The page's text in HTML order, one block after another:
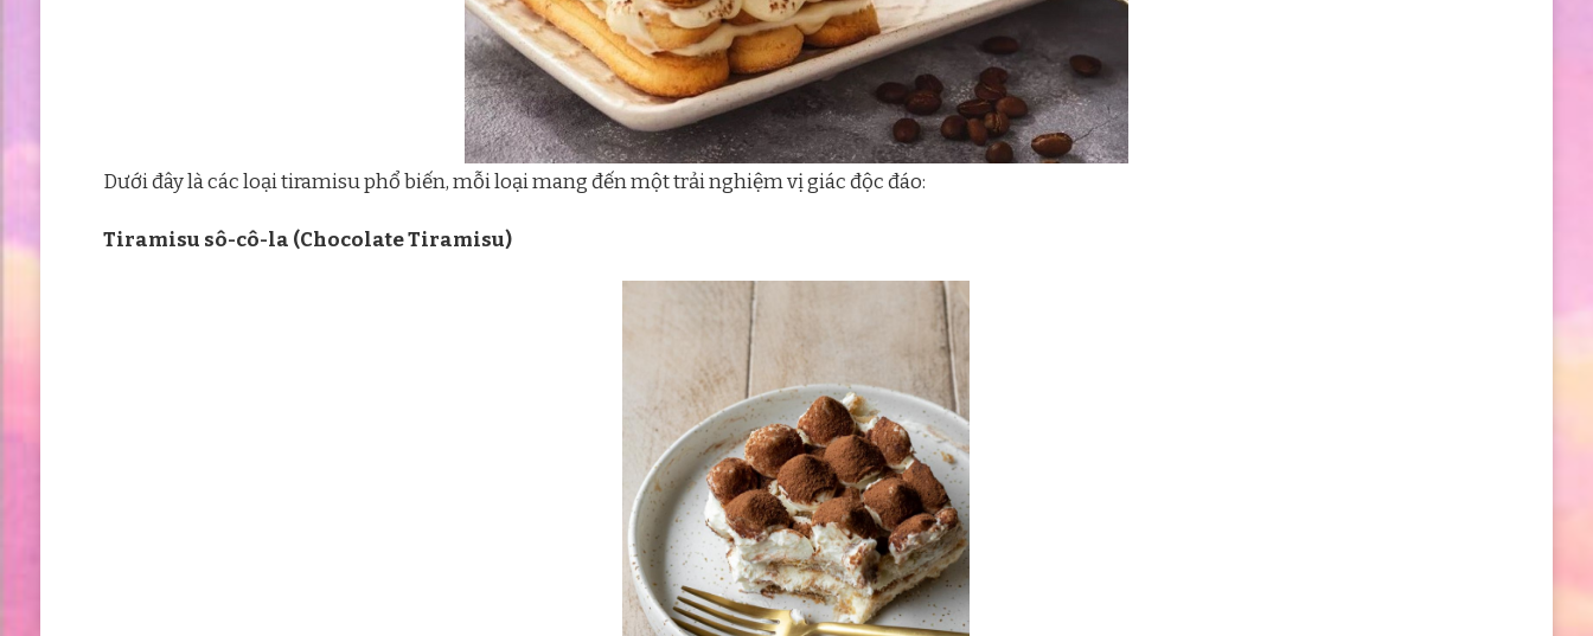
Dưới đây là các loại tiramisu phổ biến, mỗi loại mang đến một trải nghiệm vị giác độc đáo:
Tiramisu sô-cô-la (Chocolate Tiramisu)